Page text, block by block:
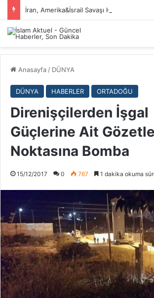
İran, Amerika&İsrail Savaşı Hakkında
Anasayfa / DÜNYA
DÜNYA HABERLER ORTADOĞU
Direnişçilerden İşgal
Güçlerine Ait
Noktasına Bomba
15/12/2017 0 767 1 dakika okuma